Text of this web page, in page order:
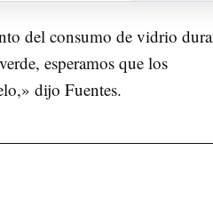
del consumo de vidrio
esperamos que los
dijo Fuentes.